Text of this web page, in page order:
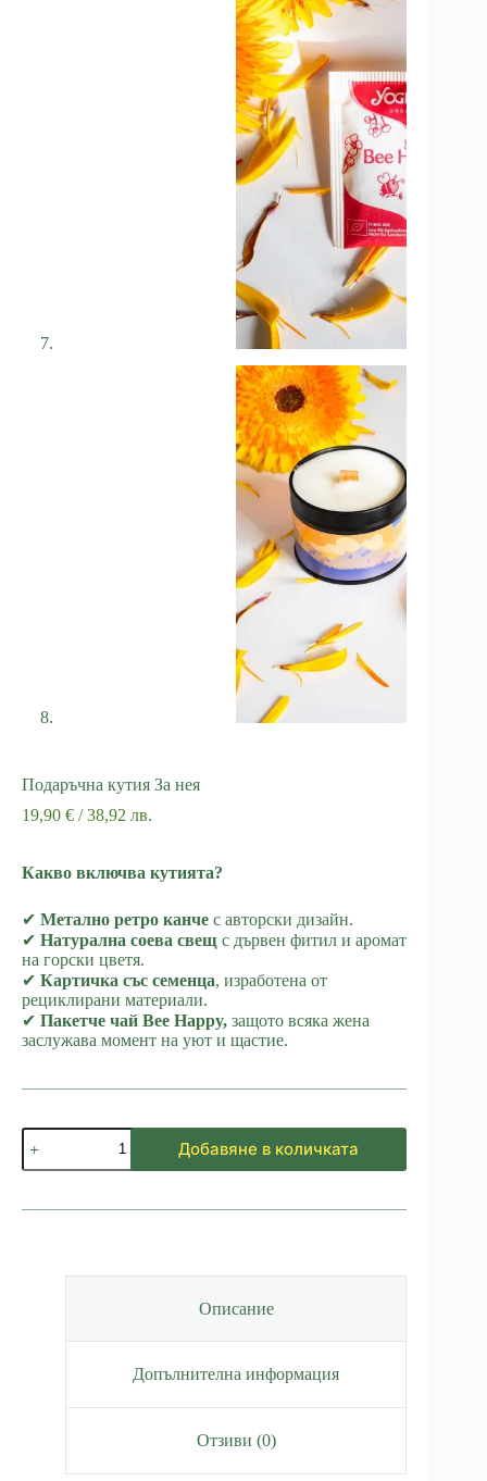
Подаръчна кутия За нея
19,90 € / 38,92 лв.
Какво включва кутията?
✔ Метално ретро канче с авторски дизайн.
✔ Натурална соева свещ с дървен фитил и аромат
на горски цветя.
✔ Картичка със семенца, изработена от
рециклирани материали.
✔ Пакетче чай Bee Happy, защото всяка жена
заслужава момент на уют и щастие.
количество
за
Подаръчна
За
Добавяне в количката
Описание
Допълнителна информация
Отзиви (0)